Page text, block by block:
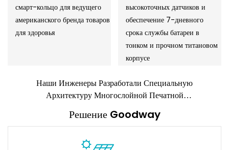
смарт-кольцо для ведущего
американского бренда товаров
для здоровья
высокоточных датчиков и
обеспечение 7-дневного
срока службы батареи в
тонком и прочном титановом
корпусе
Решение Goodway
Наши Инженеры Разработали Специальную
Архитектуру Многослойной Печатной
Энергопотреблением, Чтобы Превзойти
Клиента.